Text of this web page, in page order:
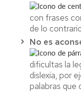
con frases
de lo
No es
dificultas la
dislexia, por
palabras que